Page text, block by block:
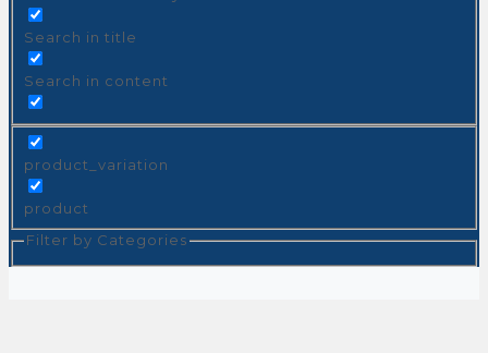
Search in title
Search in content
product_variation
product
Filter by Categories